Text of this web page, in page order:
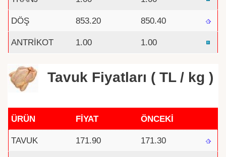
DÖŞ 853.20 850.40
ANTRİKOT 1.00 1.00
Tavuk Fiyatları ( TL / kg )
ÜRÜN FİYAT ÖNCEKİ
TAVUK 171.90 171.30